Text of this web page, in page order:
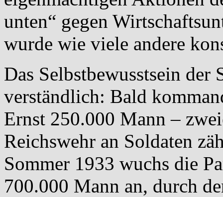
unten“ gegen
wurde wie viele andere
Das Selbstbewusstsein
verständlich: Bald
Ernst 250.000 Mann –
Reichswehr an Soldaten
Sommer 1933 wuchs die
700.000 Mann an, durch